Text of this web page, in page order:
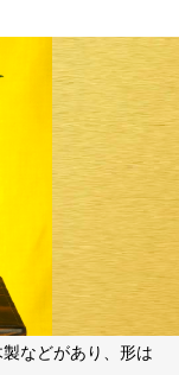
などがあり、形は